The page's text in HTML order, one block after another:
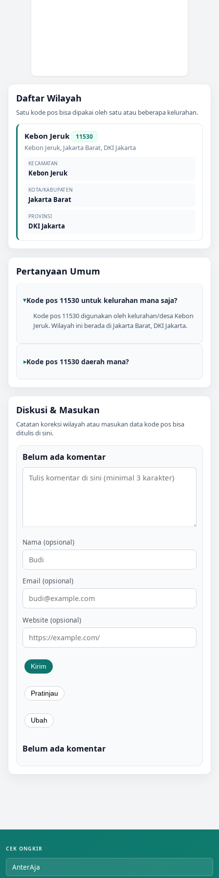
Daftar Wilayah
Satu kode pos bisa dipakai oleh satu atau beberapa kelurahan.
Kebon Jeruk 11530
Kebon Jeruk, Jakarta Barat, DKI Jakarta
KECAMATAN
Kebon Jeruk
KOTA/KABUPATEN
Jakarta Barat
PROVINSI
DKI Jakarta
Pertanyaan Umum
Kode pos 11530 untuk kelurahan mana saja?
Kode pos 11530 digunakan oleh kelurahan/desa Kebon
Jeruk. Wilayah ini berada di Jakarta Barat, DKI Jakarta.
Kode pos 11530 daerah mana?
Diskusi & Masukan
Catatan koreksi wilayah atau masukan data kode pos bisa
ditulis di sini.
Belum ada komentar
Nama (opsional)
Email (opsional)
Website (opsional)
Belum ada komentar
CEK ONGKIR
AnterAja